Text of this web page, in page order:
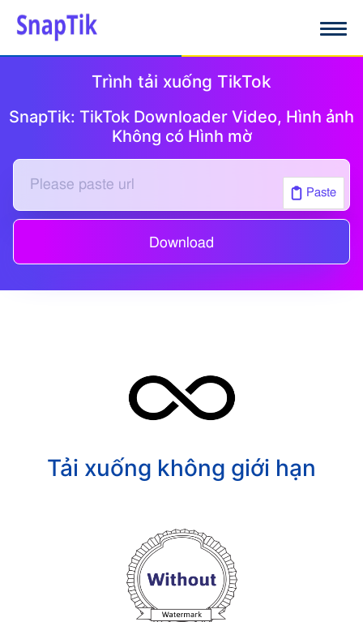
Trình tải xuống TikTok
SnapTik: TikTok Downloader Video, Hình ảnh
Không có Hình mờ
Paste
Download
Tải xuống không giới hạn